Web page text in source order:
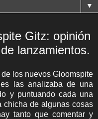
▼
Gitz: opinión
lanzamientos.
los nuevos Gloomspite
las analizaba de una
y puntuando cada una
chicha de algunas cosas
tanto que comentar y